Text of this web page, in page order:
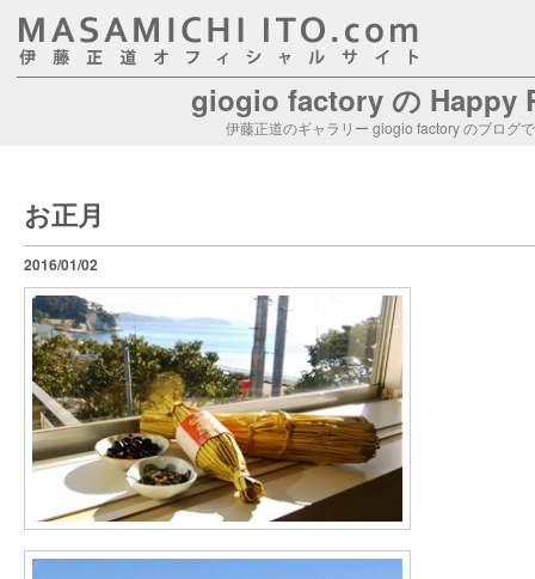
giogio factory の Happy
伊藤正道のギャラリー giogio factory のブログ
お正月
2016/01/02